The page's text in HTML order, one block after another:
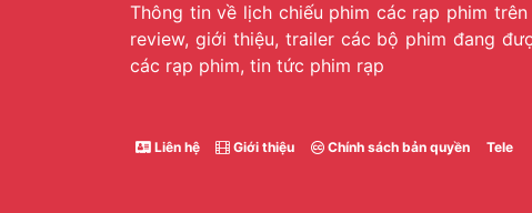
Thông tin về lịch chiếu phim các rạp phim
review, giới thiệu, trailer các bộ phim đang
các rạp phim, tin tức phim rạp
Liên hệ Giới thiệu Chính sách bản quyền Tele